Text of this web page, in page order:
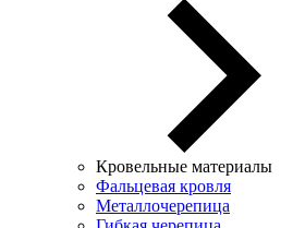
Кровельные материалы
Фальцевая кровля
Металлочерепица